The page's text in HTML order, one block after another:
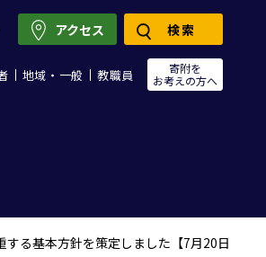
地域・一般 教職員
寄附を
お考えの方へ
アクセス 検索
る基本方針を策定しました【7月20日